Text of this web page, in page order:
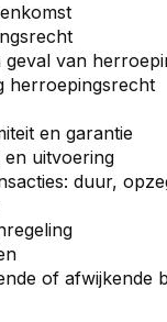
geval van
herroepingsrecht
en garantie
en uitvoering
duur,
of afwijkende